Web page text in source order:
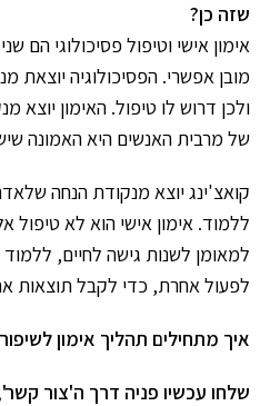
שזה כן?
אימון אישי וטיפול פסיכולוגי הם
מובן אפשרי. הפסיכולוגיה
ולכן דרוש לו טיפול. האימון יוצא
של מרבית האנשים היא האמונה
קואצ'ינג יוצא מנקודת הנחה
ללמוד. אימון אישי הוא לא
למאומן לשנות גישה לחיים,
לפעול אחרת, כדי לקבל תוצאות
איך מתחילים תהליך אימון
שלחו עכשיו פניה דרך ה'צור קשר'